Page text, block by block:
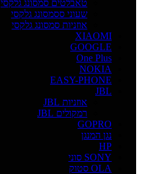
טאבלטים סמסונג גלקסי
שעוני ססמסונג גלקסי
אוזניות סמסונג גלקסי
XIAOMI
GOOGLE
One Plus
NOKIA
EASY-PHONE
JBL
אוזניות JBL
רמקולים JBL
GOPRO
נגן המנגן
HP
SONY סוני
OLA סטוק